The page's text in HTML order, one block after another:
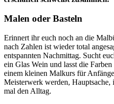
Malen oder Basteln
Erinnert ihr euch noch an die
nach Zahlen ist wieder total
entspannten Nachmittag. Sucht
ein Glas Wein und lasst die
einem kleinen Malkurs für
Meisterwerk werden, Hauptsache,
mal den Alltag.